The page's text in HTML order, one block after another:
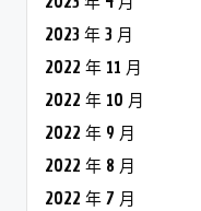
2023 年 3 月
2022 年 11 月
2022 年 10 月
2022 年 9 月
2022 年 8 月
2022 年 7 月